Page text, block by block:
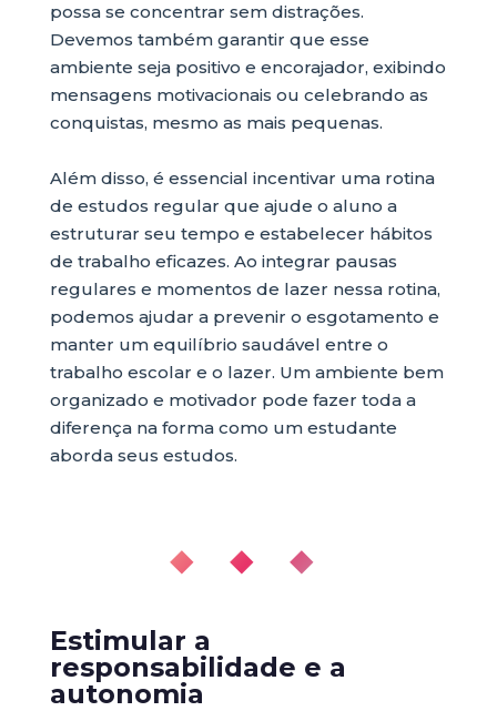
possa se concentrar sem distrações.
Devemos também garantir que esse
ambiente seja positivo e encorajador, exibindo
mensagens motivacionais ou celebrando as
conquistas, mesmo as mais pequenas.
Além disso, é essencial incentivar uma rotina
de estudos regular que ajude o aluno a
estruturar seu tempo e estabelecer hábitos
de trabalho eficazes. Ao integrar pausas
regulares e momentos de lazer nessa rotina,
podemos ajudar a prevenir o esgotamento e
manter um equilíbrio saudável entre o
trabalho escolar e o lazer. Um ambiente bem
organizado e motivador pode fazer toda a
diferença na forma como um estudante
aborda seus estudos.
◆ ◆ ◆
Estimular a
responsabilidade e a
autonomia